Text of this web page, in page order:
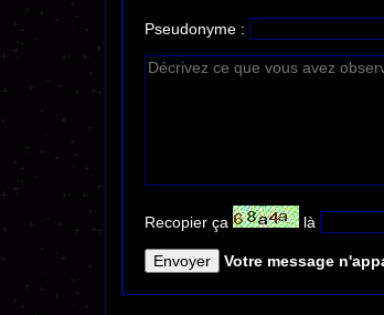
Pseudonyme :
Recopier ça là
Votre message